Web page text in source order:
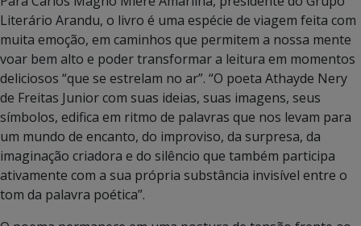
Literário Arandu, o livro é uma espécie de viagem feita com
muita emoção, em caminhos que permitem a nossa mente
voar bem alto e poder transformar a leitura em momentos
deliciosos “que se estrelam no ar”. “O poeta Athayde Nery
de Freitas Junior com suas ideias, suas imagens, seus
símbolos, edifica em ritmo de palavras que nos levam para
um mundo de encanto, do improviso, da surpresa, da
imaginação criadora e do silêncio que também participa
ativamente com a sua própria substância invisível entre o
tom da palavra poética”.